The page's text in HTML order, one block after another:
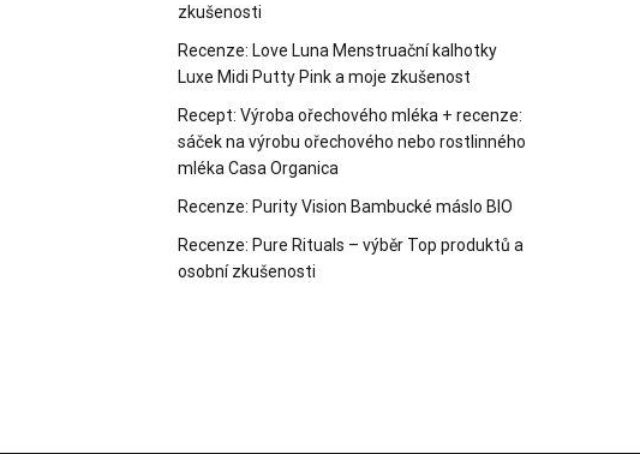
zkušenosti
Recenze: Love Luna Menstruační kalhotky
Luxe Midi Putty Pink a moje zkušenost
Recept: Výroba ořechového mléka + recenze:
sáček na výrobu ořechového nebo rostlinného
mléka Casa Organica
Recenze: Purity Vision Bambucké máslo BIO
Recenze: Pure Rituals – výběr Top produktů a
osobní zkušenosti